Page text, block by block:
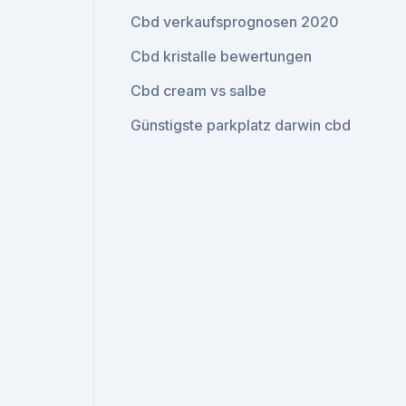
Cbd verkaufsprognosen 2020
Cbd kristalle bewertungen
Cbd cream vs salbe
Günstigste parkplatz darwin cbd